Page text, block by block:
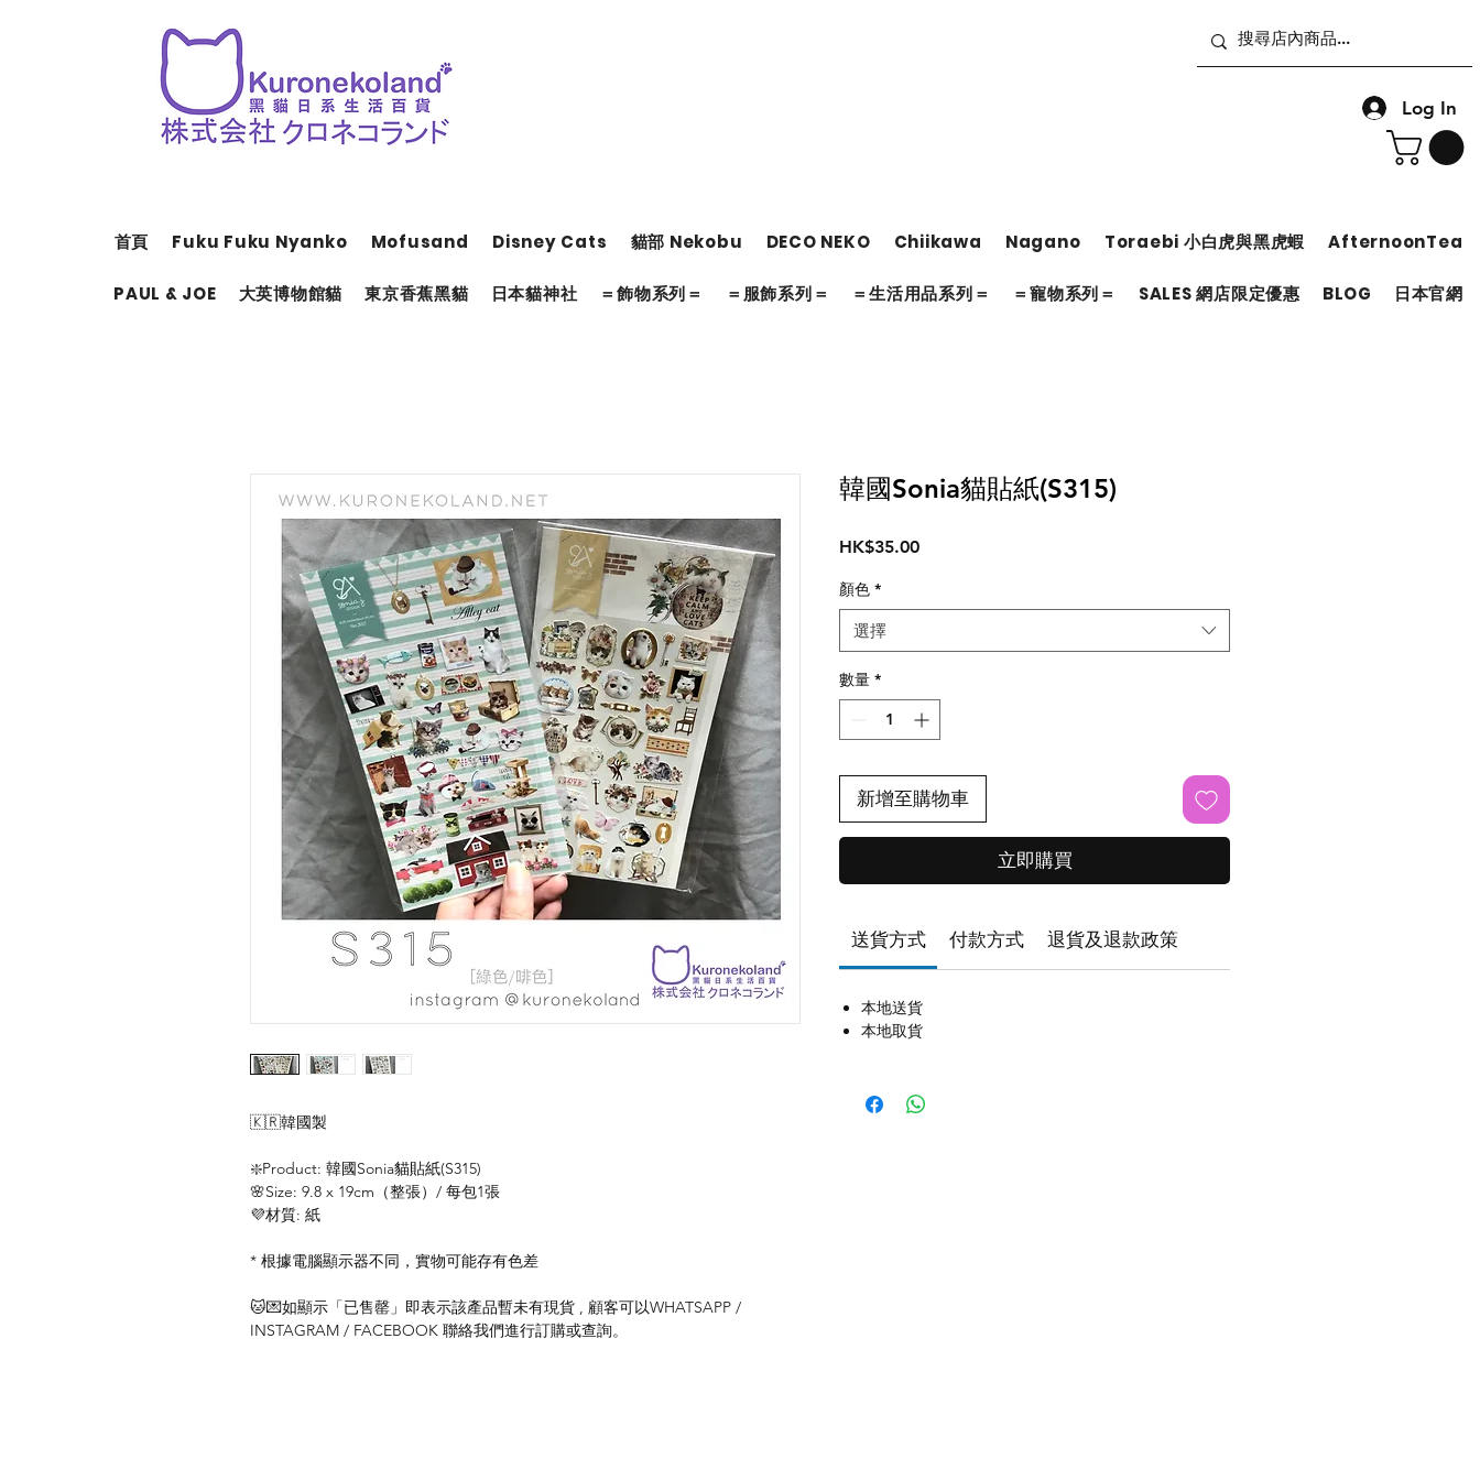
Log In
首頁 Fuku Fuku Nyanko Mofusand Disney Cats 貓部 Nekobu DECO NEKO Chiikawa Nagano Toraebi 小白虎與黑虎蝦 AfternoonTea
PAUL & JOE 大英博物館貓 東京香蕉黑貓 日本貓神社 ＝飾物系列＝ ＝服飾系列＝ ＝生活用品系列＝ ＝寵物系列＝ SALES 網店限定優惠 BLOG 日本官網
🇰🇷韓國製
❇️Product: 韓國Sonia貓貼紙(S315)
🌸Size: 9.8 x 19cm（整張）/ 每包1張
💜材質: 紙
* 根據電腦顯示器不同，實物可能存有色差
🐱💌如顯示「已售罄」即表示該產品暫未有現貨 , 顧客可以WHATSAPP /
INSTAGRAM / FACEBOOK 聯絡我們進行訂購或查詢。
韓國Sonia貓貼紙(S315)
HK$35.00價
顏色 *
選擇
數量 *
新增至購物車
立即購買
送貨方式 付款方式 退貨及退款政策
本地送貨
本地取貨